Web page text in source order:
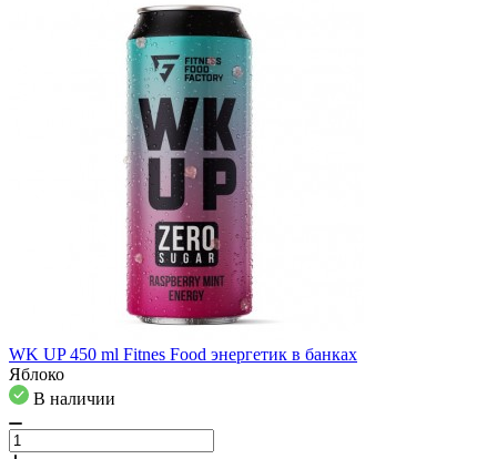
WK UP 450 ml Fitnes Food энергетик в банках
Яблоко
В наличии